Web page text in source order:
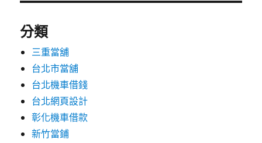
分類
三重當舖
台北市當舖
台北機車借錢
台北網頁設計
彰化機車借款
新竹當鋪